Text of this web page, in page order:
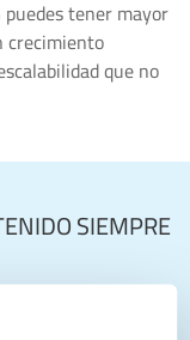
tener mayor
crecimiento
que no
SIEMPRE
servicio